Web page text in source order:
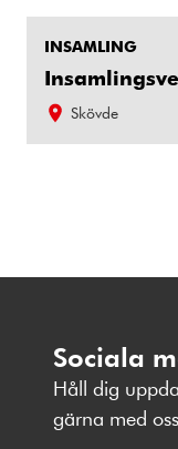
INSAMLING
Skövde
Sociala
Håll dig
gärna med